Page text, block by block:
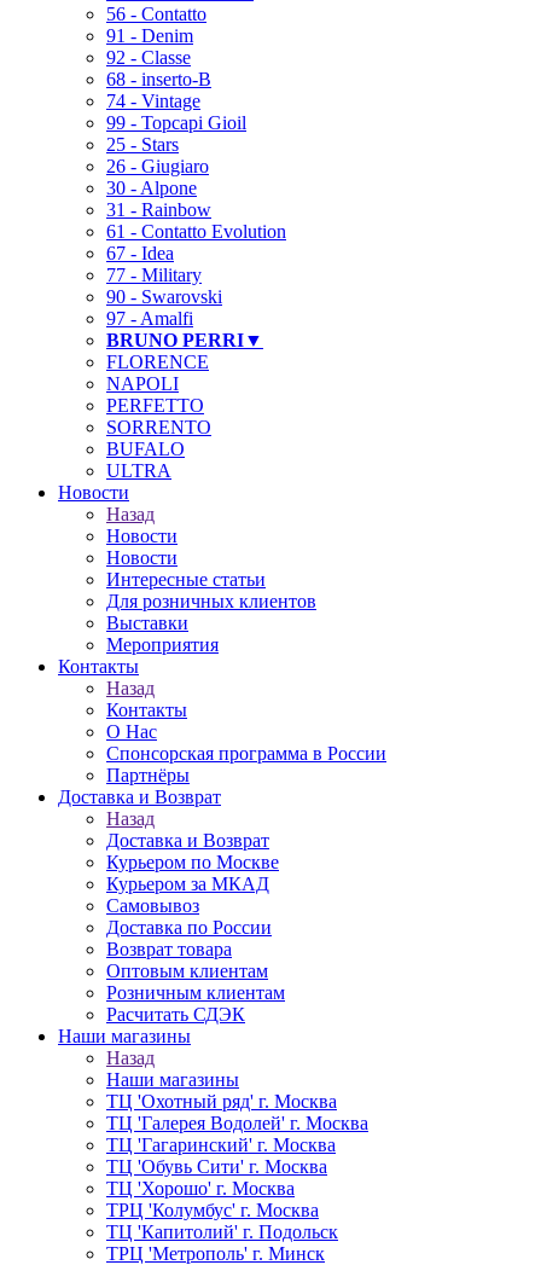
56 - Contatto
91 - Denim
92 - Classe
68 - inserto-B
74 - Vintage
99 - Topcapi Gioil
25 - Stars
26 - Giugiaro
30 - Alpone
31 - Rainbow
61 - Contatto Evolution
67 - Idea
77 - Military
90 - Swarovski
97 - Amalfi
BRUNO PERRI▼
FLORENCE
NAPOLI
PERFETTO
SORRENTO
BUFALO
ULTRA
Новости
Назад
Новости
Новости
Интересные статьи
Для розничных клиентов
Выставки
Мероприятия
Контакты
Назад
Контакты
О Нас
Спонсорская программа в России
Партнёры
Доставка и Возврат
Назад
Доставка и Возврат
Курьером по Москве
Курьером за МКАД
Самовывоз
Доставка по России
Возврат товара
Оптовым клиентам
Розничным клиентам
Расчитать СДЭК
Наши магазины
Назад
Наши магазины
ТЦ 'Охотный ряд' г. Москва
ТЦ 'Галерея Водолей' г. Москва
ТЦ 'Гагаринский' г. Москва
ТЦ 'Обувь Сити' г. Москва
ТЦ 'Хорошо' г. Москва
ТРЦ 'Колумбус' г. Москва
ТЦ 'Капитолий' г. Подольск
ТРЦ 'Метрополь' г. Минск